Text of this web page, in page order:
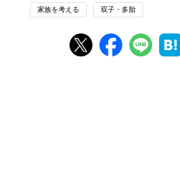
となっていきました。
“ふたごじてんしゃ”を開発した中原
乗会を通して、2000人以上の双子や
家族を考える 双子・多胎